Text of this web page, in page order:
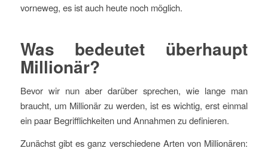
vorneweg, es ist auch heute noch möglich.
Was bedeutet überhaupt
Millionär?
Bevor wir nun aber darüber sprechen, wie lange man
braucht, um Millionär zu werden, ist es wichtig, erst einmal
ein paar Begrifflichkeiten und Annahmen zu definieren.
Zunächst gibt es ganz verschiedene Arten von Millionären: